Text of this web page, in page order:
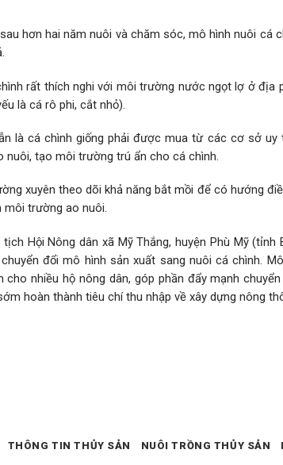
hơn hai năm nuôi và chăm sóc, mô hình nuôi cá
rất thích nghi với môi trường nước ngọt lợ ở địa
là cá rô phi, cắt nhỏ).
là cá chình giống phải được mua từ các cơ sở
nuôi, tạo môi trường trú ẩn cho cá chình.
xuyên theo dõi khả năng bắt mồi để có hướng
môi trường ao nuôi.
tịch Hội Nông dân xã Mỹ Thắng, huyện Phù Mỹ
đổi mô hình sản xuất sang nuôi cá chình.
cho nhiều hộ nông dân, góp phần đẩy mạnh
hoàn thành tiêu chí thu nhập về xây dựng nông
THÔNG TIN THỦY SẢN NUÔI TRỒNG THỦY SẢN